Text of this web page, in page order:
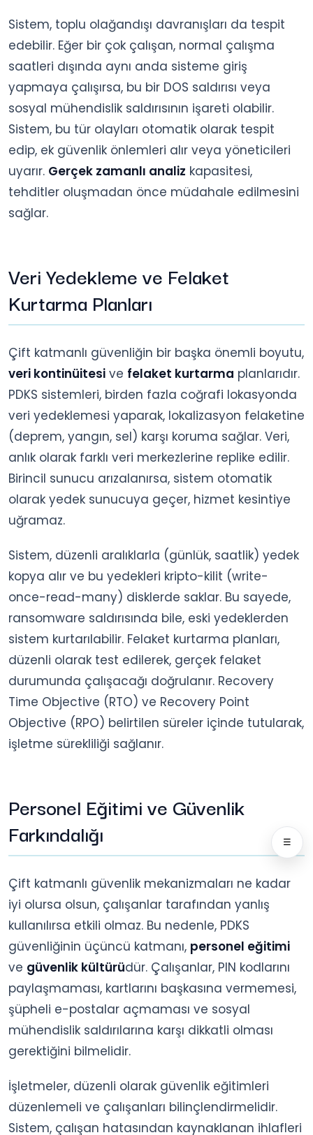
Sistem, toplu olağandışı davranışları da tespit
edebilir. Eğer bir çok çalışan, normal çalışma
saatleri dışında aynı anda sisteme giriş
yapmaya çalışırsa, bu bir DOS saldırısı veya
sosyal mühendislik saldırısının işareti olabilir.
Sistem, bu tür olayları otomatik olarak tespit
edip, ek güvenlik önlemleri alır veya yöneticileri
uyarır. Gerçek zamanlı analiz kapasitesi,
tehditler oluşmadan önce müdahale edilmesini
sağlar.
Veri Yedekleme ve Felaket
Kurtarma Planları
Çift katmanlı güvenliğin bir başka önemli boyutu,
veri kontinüitesi ve felaket kurtarma planlarıdır.
PDKS sistemleri, birden fazla coğrafi lokasyonda
veri yedeklemesi yaparak, lokalizasyon felaketine
(deprem, yangın, sel) karşı koruma sağlar. Veri,
anlık olarak farklı veri merkezlerine replike edilir.
Birincil sunucu arızalanırsa, sistem otomatik
olarak yedek sunucuya geçer, hizmet kesintiye
uğramaz.
Sistem, düzenli aralıklarla (günlük, saatlik) yedek
kopya alır ve bu yedekleri kripto-kilit (write-
once-read-many) disklerde saklar. Bu sayede,
ransomware saldırısında bile, eski yedeklerden
sistem kurtarılabilir. Felaket kurtarma planları,
düzenli olarak test edilerek, gerçek felaket
durumunda çalışacağı doğrulanır. Recovery
Time Objective (RTO) ve Recovery Point
Objective (RPO) belirtilen süreler içinde tutularak,
işletme sürekliliği sağlanır.
Personel Eğitimi ve Güvenlik
Farkındalığı
Çift katmanlı güvenlik mekanizmaları ne kadar
iyi olursa olsun, çalışanlar tarafından yanlış
kullanılırsa etkili olmaz. Bu nedenle, PDKS
güvenliğinin üçüncü katmanı, personel eğitimi
ve güvenlik kültürüdür. Çalışanlar, PIN kodlarını
paylaşmaması, kartlarını başkasına vermemesi,
şüpheli e-postalar açmaması ve sosyal
mühendislik saldırılarına karşı dikkatli olması
gerektiğini bilmelidir.
İşletmeler, düzenli olarak güvenlik eğitimleri
düzenlemeli ve çalışanları bilinçlendirmelidir.
Sistem, çalışan hatasından kaynaklanan ihlafleri
☰